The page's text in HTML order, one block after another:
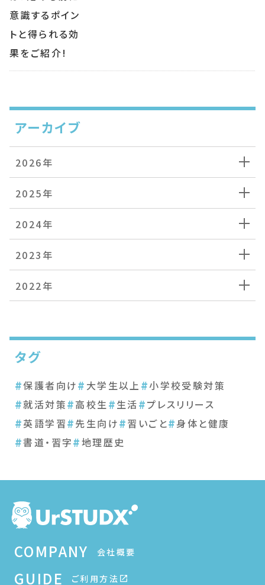
アーカイブ
2026年
2025年
2024年
2023年
2022年
タグ
#保護者向け# 大学生以上 #小学校受験対策
#就活対策#高校生#生活#プレスリリース
#英語学習#先生向け#習いごと#身体と健康
#書道・習字#地理歴史
COMPANY 会社概要
GUIDE ご利用方法